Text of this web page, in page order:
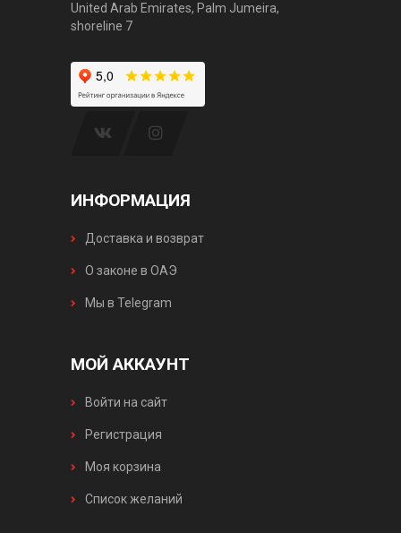
United Arab Emirates, Palm Jumeira,
shoreline 7
ИНФОРМАЦИЯ
Доставка и возврат
О законе в ОАЭ
Мы в Telegram
МОЙ АККАУНТ
Войти на сайт
Регистрация
Моя корзина
Список желаний